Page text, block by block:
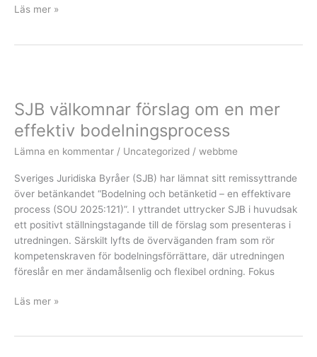
Läs mer »
SJB välkomnar förslag om en mer
effektiv bodelningsprocess
Lämna en kommentar / Uncategorized / webbme
Sveriges Juridiska Byråer (SJB) har lämnat sitt remissyttrande
över betänkandet “Bodelning och betänketid – en effektivare
process (SOU 2025:121)”. I yttrandet uttrycker SJB i huvudsak
ett positivt ställningstagande till de förslag som presenteras i
utredningen. Särskilt lyfts de överväganden fram som rör
kompetenskraven för bodelningsförrättare, där utredningen
föreslår en mer ändamålsenlig och flexibel ordning. Fokus
förslag
om
en
mer
bodelningsprocess
Läs mer »